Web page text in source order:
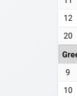
12
20
9
10